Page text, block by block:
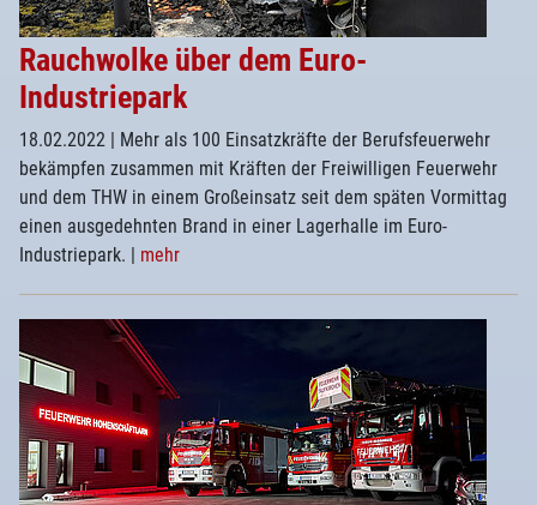
Rauchwolke über dem Euro-
Industriepark
18.02.2022 | Mehr als 100 Einsatzkräfte der Berufsfeuerwehr
bekämpfen zusammen mit Kräften der Freiwilligen Feuerwehr
und dem THW in einem Großeinsatz seit dem späten Vormittag
einen ausgedehnten Brand in einer Lagerhalle im Euro-
Industriepark. | mehr